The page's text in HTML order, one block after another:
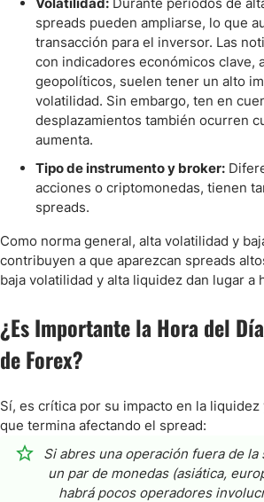
spreads pueden ampliarse, lo que
transacción para el inversor. Las
con indicadores económicos clave,
geopolíticos, suelen tener un alto
volatilidad. Sin embargo, ten en
desplazamientos también ocurren
aumenta.
Tipo de instrumento y broker:
acciones o criptomonedas, tienen
spreads.
Como norma general, alta volatilidad y
contribuyen a que aparezcan spreads
baja volatilidad y alta liquidez dan lugar a
¿Es Importante la Hora del
de Forex?
Sí, es crítica por su impacto en la
que termina afectando el spread:
Si abres una operación fuera de la
un par de monedas (asiática,
habrá pocos operadores